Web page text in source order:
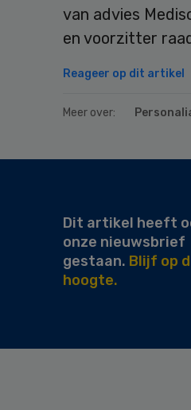
van advies
en voorzitter
Reageer op dit artikel
Meer over:
Dit artikel heeft
onze nieuwsbrief
gestaan. Blijf op
hoogte.